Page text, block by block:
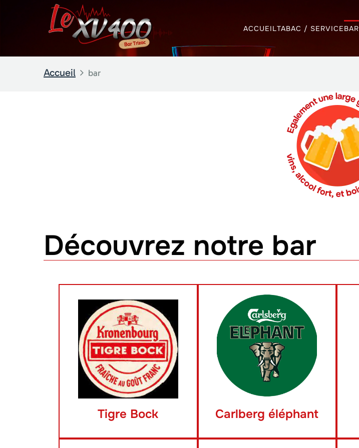
ACCUEILTABAC / SERVICEBAR
Accueil bar
Découvrez notre bar
Tigre Bock Carlberg éléphant